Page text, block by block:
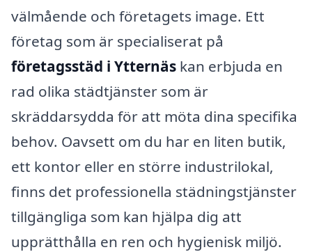
välmående och företagets image. Ett
företag som är specialiserat på
företagsstäd i Ytternäs kan erbjuda en
rad olika städtjänster som är
skräddarsydda för att möta dina specifika
behov. Oavsett om du har en liten butik,
ett kontor eller en större industrilokal,
finns det professionella städningstjänster
tillgängliga som kan hjälpa dig att
upprätthålla en ren och hygienisk miljö.